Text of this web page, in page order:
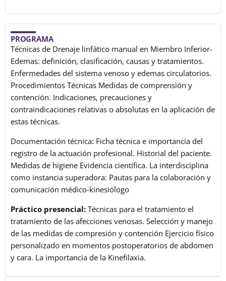
PROGRAMA
Técnicas de Drenaje linfático manual en Miembro Inferior-
Edemas: definición, clasificación, causas y tratamientos.
Enfermedades del sistema venoso y edemas circulatorios.
Procedimientos Técnicas Medidas de comprensión y
contención. Indicaciones, precauciones y
contraindicaciones relativas o absolutas en la aplicación de
estas técnicas.
Documentación técnica: Ficha técnica e importancia del
registro de la actuación profesional. Historial del paciente.
Medidas de higiene Evidencia científica. La interdisciplina
como instancia superadora: Pautas para la colaboración y
comunicación médico-kinesiólogo
Práctico presencial: Técnicas para el tratamiento el
tratamiento de las afecciones venosas. Selección y manejo
de las medidas de compresión y contención Ejercicio físico
personalizado en momentos postoperatorios de abdomen
y cara. La importancia de la Kinefilaxia.